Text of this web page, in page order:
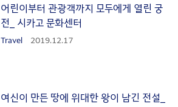
어린이부터 관광객까지 모두에게 열린 궁
전_ 시카고 문화센터
Travel 2019.12.17
여신이 만든 땅에 위대한 왕이 남긴 전설_